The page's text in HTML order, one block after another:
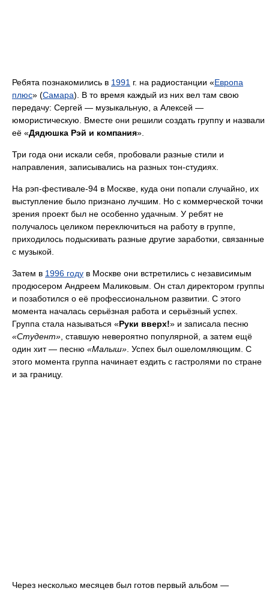
Ребята познакомились в 1991 г. на радиостанции «Европа
плюс» (Самара). В то время каждый из них вел там свою
передачу: Сергей — музыкальную, а Алексей —
юмористическую. Вместе они решили создать группу и назвали
её «Дядюшка Рэй и компания».
Три года они искали себя, пробовали разные стили и
направления, записывались на разных тон-студиях.
На рэп-фестивале-94 в Москве, куда они попали случайно, их
выступление было признано лучшим. Но с коммерческой точки
зрения проект был не особенно удачным. У ребят не
получалось целиком переключиться на работу в группе,
приходилось подыскивать разные другие заработки, связанные
с музыкой.
Затем в 1996 году в Москве они встретились с независимым
продюсером Андреем Маликовым. Он стал директором группы
и позаботился о её профессиональном развитии. С этого
момента началась серьёзная работа и серьёзный успех.
Группа стала называться «Руки вверх!» и записала песню
«Студент» , ставшую невероятно популярной, а затем ещё
один хит — песню «Малыш» . Успех был ошеломляющим. С
этого момента группа начинает ездить с гастролями по стране
и за границу.
Через несколько месяцев был готов первый альбом —